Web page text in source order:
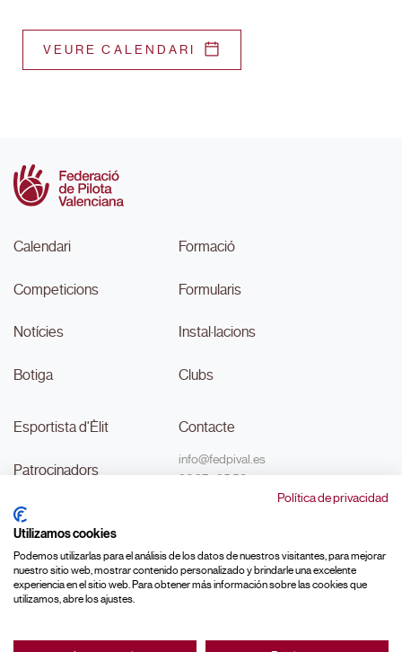
Política de privacidad
Utilizamos cookies
Podemos utilizarlas para el análisis de los datos de nuestros visitantes, para mejorar
nuestro sitio web, mostrar contenido personalizado y brindarle una excelente
experiencia en el sitio web. Para obtener más información sobre las cookies que
utilizamos, abre los ajustes.
VEURE CALENDARI
Calendari
Competicions
Notícies
Botiga
Formació
Formularis
Instal·lacions
Clubs
Esportista d'Èlit
Patrocinadors
Transparència
#MouLaPilota
Contacte
info@fedpival.es
96 374 95 58
C/Marqués de Sant Joan nº 32,
Made with ♥ by